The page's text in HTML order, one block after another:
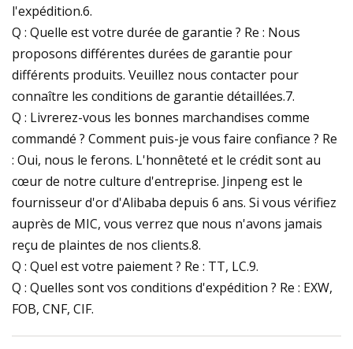
l'expédition.6.
Q : Quelle est votre durée de garantie ? Re : Nous
proposons différentes durées de garantie pour
différents produits. Veuillez nous contacter pour
connaître les conditions de garantie détaillées.7.
Q : Livrerez-vous les bonnes marchandises comme
commandé ? Comment puis-je vous faire confiance ? Re
: Oui, nous le ferons. L'honnêteté et le crédit sont au
cœur de notre culture d'entreprise. Jinpeng est le
fournisseur d'or d'Alibaba depuis 6 ans. Si vous vérifiez
auprès de MIC, vous verrez que nous n'avons jamais
reçu de plaintes de nos clients.8.
Q : Quel est votre paiement ? Re : TT, LC.9.
Q : Quelles sont vos conditions d'expédition ? Re : EXW,
FOB, CNF, CIF.